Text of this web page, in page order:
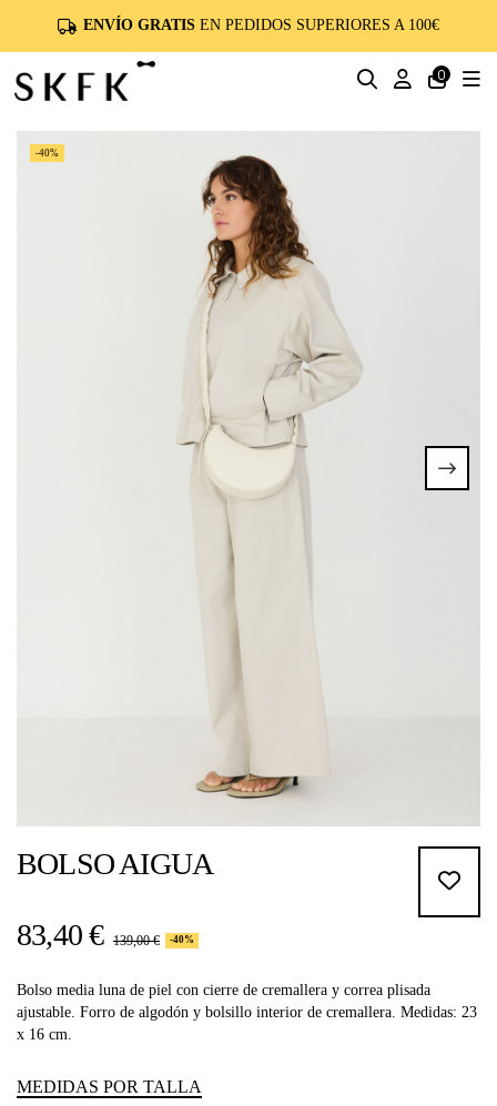
ENVÍO GRATIS EN PEDIDOS SUPERIORES A 100€
0
-40%
BOLSO AIGUA
83,40 € 139,00 € -40%
Bolso media luna de piel con cierre de cremallera y correa plisada
ajustable. Forro de algodón y bolsillo interior de cremallera. Medidas: 23
x 16 cm.
MEDIDAS POR TALLA